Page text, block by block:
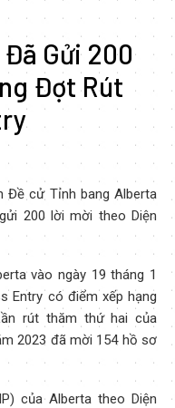
Gửi 200
Đợt Rút
Đề cử Tỉnh bang Alberta
200 lời mời theo Diện
vào ngày 19 tháng 1
Entry có điểm xếp hạng
rút thăm thứ hai của
2023 đã mời 154 hồ sơ
của Alberta theo Diện